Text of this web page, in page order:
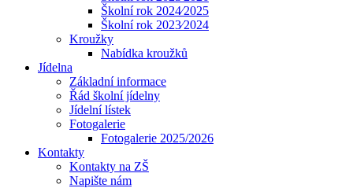
Školní rok 2024⁄2025
Školní rok 2023⁄2024
Kroužky
Nabídka kroužků
Jídelna
Základní informace
Řád školní jídelny
Jídelní lístek
Fotogalerie
Fotogalerie 2025/2026
Kontakty
Kontakty na ZŠ
Napište nám